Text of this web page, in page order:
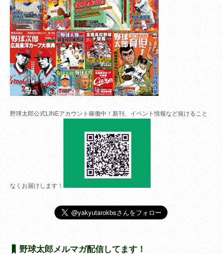
野球太郎公式LINEアカウント稼働中！新刊、イベント情報など抜けること
なくお届けします！
野球太郎メルマガ配信してます！